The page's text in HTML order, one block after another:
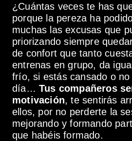
¿Cuántas veces te has
porque la pereza ha
muchas las excusas que
priorizando siempre
de confort que tanto
entrenas en grupo, da
frío, si estás cansado o
día… Tus compañeros
motivación, te sentirás
ellos, por no perderte la
mejorando y formando
que habéis formado.